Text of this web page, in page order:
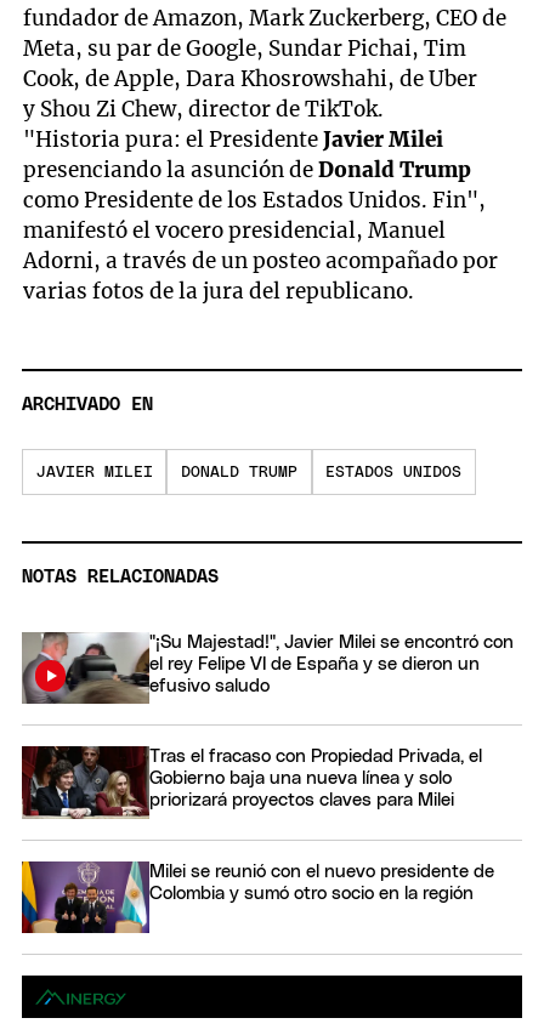
fundador de Amazon, Mark Zuckerberg, CEO de
Meta, su par de Google, Sundar Pichai, Tim
Cook, de Apple, Dara Khosrowshahi, de Uber
y Shou Zi Chew, director de TikTok.
"Historia pura: el PresidenteJavier Milei
presenciando la asunción deDonald Trump
como Presidente de los Estados Unidos. Fin",
manifestó el vocero presidencial, Manuel
Adorni, a través de un posteo acompañado por
varias fotos de la jura del republicano.
ARCHIVADO EN
JAVIER MILEI DONALD TRUMP ESTADOS UNIDOS
NOTAS RELACIONADAS
"¡Su Majestad!", Javier Milei se encontró con
el rey Felipe VI de España y se dieron un
efusivo saludo
Tras el fracaso con Propiedad Privada, el
Gobierno baja una nueva línea y solo
priorizará proyectos claves para Milei
Milei se reunió con el nuevo presidente de
Colombia y sumó otro socio en la región